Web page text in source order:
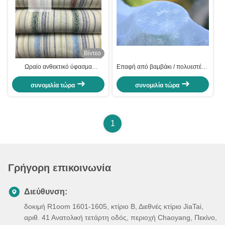
Βίντεο
Ωραίο ανθεκτικό ύφασμα
Jacquard εξωτερικά μαξιλάρια
Sunbrella ύφασμα
συνομιλία τώρα
Επαφή από βαμβάκι / πολυεστέρα
για έπιπλα
συνομιλία τώρα
1
Γρήγορη επικοινωνία
Διεύθυνση:
δοκιμή R1oom 1601-1605, κτίριο Β, Διεθνές κτίριο JiaTai,
αριθ. 41 Ανατολική τετάρτη οδός, περιοχή Chaoyang, Πεκίνο,